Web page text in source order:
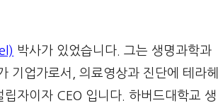
박사가 있었습니다. 그는 생명과학과
기업가로서, 의료영상과 진단에 테라헤
자이자 CEO 입니다. 하버드대학교 생